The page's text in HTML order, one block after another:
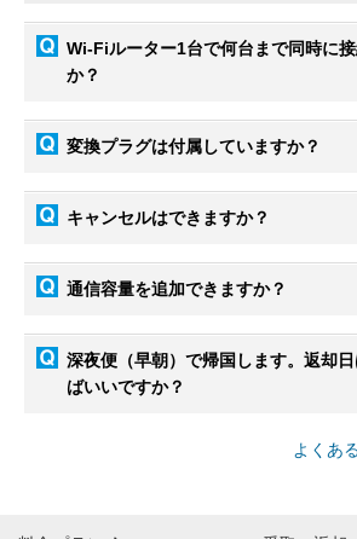
Wi-Fiルーター1台で何台まで同時に
か？
変換プラグは付属していますか？
キャンセルはできますか？
通信容量を追加できますか？
深夜便（早朝）で帰国します。返却
ばいいですか？
よくあ